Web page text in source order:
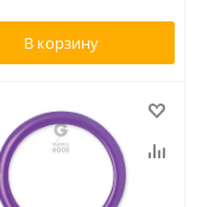
В корзину